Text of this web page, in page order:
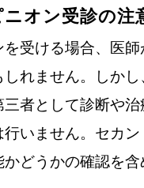
オン受診の注
受ける場合、医
れません。しか
者として診断や
いません。セカ
どうかの確認を